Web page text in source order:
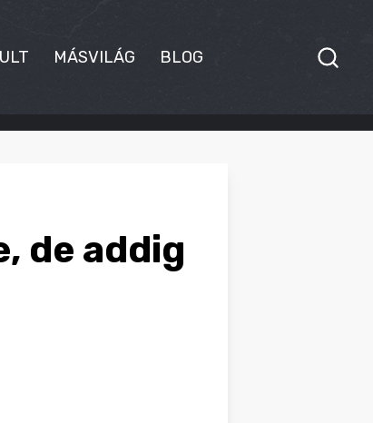
MÁSVILÁG BLOG
de addig